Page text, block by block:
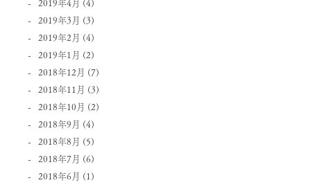
2019年3月 (3)
2019年2月 (4)
2019年1月 (2)
2018年12月 (7)
2018年11月 (3)
2018年10月 (2)
2018年9月 (4)
2018年8月 (5)
2018年7月 (6)
2018年6月 (1)